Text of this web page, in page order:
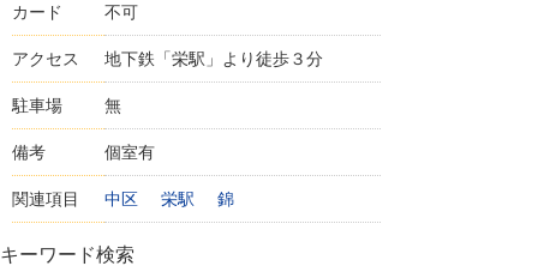
カード 不可
アクセス 地下鉄「栄駅」より徒歩３分
駐車場 無
備考 個室有
関連項目 中区 栄駅 錦
キーワード検索